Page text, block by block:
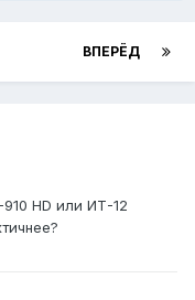
ВПЕРЁД
HD или ИТ-12